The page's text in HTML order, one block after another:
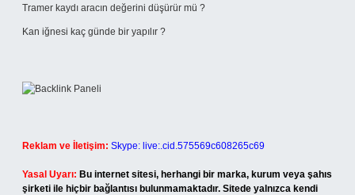
Tramer kaydı aracın değerini düşürür mü ?
Kan iğnesi kaç günde bir yapılır ?
Reklam ve İletişim: Skype: live:.cid.575569c608265c69
Yasal Uyarı: Bu internet sitesi, herhangi bir marka, kurum veya şahıs
şirketi ile hiçbir bağlantısı bulunmamaktadır. Sitede yalnızca kendi